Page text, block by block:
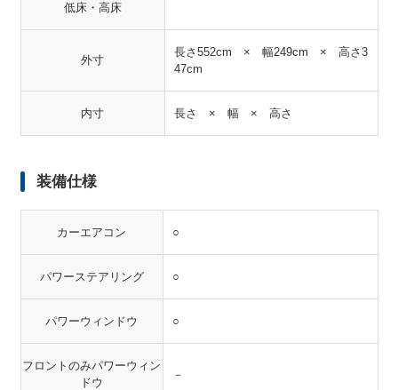
低床・高床
外寸
長さ552cm × 幅249cm × 高さ3
47cm
内寸 長さ × 幅 × 高さ
装備仕様
カーエアコン ○
パワーステアリング ○
パワーウィンドウ ○
フロントのみパワーウィン
ドウ
－